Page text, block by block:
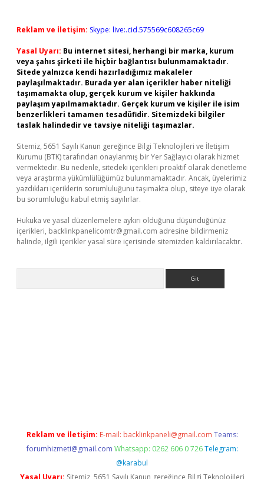
Reklam ve İletişim: Skype: live:.cid.575569c608265c69
Yasal Uyarı: Bu internet sitesi, herhangi bir marka, kurum
veya şahıs şirketi ile hiçbir bağlantısı bulunmamaktadır.
Sitede yalnızca kendi hazırladığımız makaleler
paylaşılmaktadır. Burada yer alan içerikler haber niteliği
taşımamakta olup, gerçek kurum ve kişiler hakkında
paylaşım yapılmamaktadır. Gerçek kurum ve kişiler ile isim
benzerlikleri tamamen tesadüfidir. Sitemizdeki bilgiler
taslak halindedir ve tavsiye niteliği taşımazlar.
Sitemiz, 5651 Sayılı Kanun gereğince Bilgi Teknolojileri ve İletişim
Kurumu (BTK) tarafından onaylanmış bir Yer Sağlayıcı olarak hizmet
vermektedir. Bu nedenle, sitedeki içerikleri proaktif olarak denetleme
veya araştırma yükümlülüğümüz bulunmamaktadır. Ancak, üyelerimiz
yazdıkları içeriklerin sorumluluğunu taşımakta olup, siteye üye olarak
bu sorumluluğu kabul etmiş sayılırlar.
Hukuka ve yasal düzenlemelere aykırı olduğunu düşündüğünüz
içerikleri, backlinkpanelicomtr@gmail.com adresine bildirmeniz
halinde, ilgili içerikler yasal süre içerisinde sitemizden kaldırılacaktır.
Reklam ve İletişim: E-mail: backlinkpaneli@gmail.com Teams:
forumhizmeti@gmail.com Whatsapp: 0262 606 0 726 Telegram:
@karabul
Yasal Uyarı: Sitemiz, 5651 Sayılı Kanun gereğince Bilgi Teknolojileri